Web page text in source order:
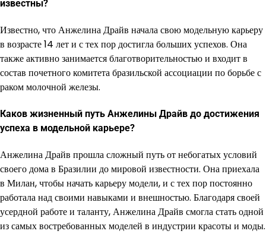
известны?
Известно, что Анжелина Драйв начала свою модельную карьеру
в возрасте 14 лет и с тех пор достигла больших успехов. Она
также активно занимается благотворительностью и входит в
состав почетного комитета бразильской ассоциации по борьбе с
раком молочной железы.
Каков жизненный путь Анжелины Драйв до достижения
успеха в модельной карьере?
Анжелина Драйв прошла сложный путь от небогатых условий
своего дома в Бразилии до мировой известности. Она приехала
в Милан, чтобы начать карьеру модели, и с тех пор постоянно
работала над своими навыками и внешностью. Благодаря своей
усердной работе и таланту, Анжелина Драйв смогла стать одной
из самых востребованных моделей в индустрии красоты и моды.